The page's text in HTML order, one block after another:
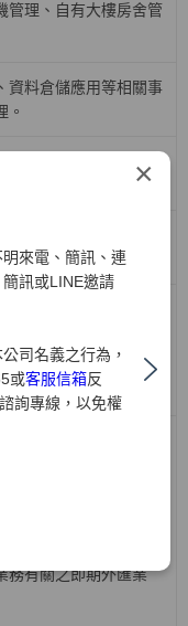
×
來電、簡訊、連
訊或LINE邀請
司名義之行為，
或客服信箱反
詢專線，以免權
管理、自有大樓房舍管
資料倉儲應用等相關事
。
行等相關事宜。
事宜。
有關組織發展、召募
與推動，各項人力資
證券及資產基礎證券之
回交易；規劃債券、受
利率、債券、信用與資
務有關之即期外匯業